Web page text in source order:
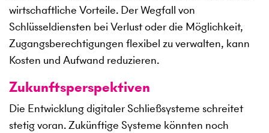
wirtschaftliche Vorteile. Der Wegfall von
Schlüsseldiensten bei Verlust oder die Möglichkeit,
Zugangsberechtigungen flexibel zu verwalten, kann
Kosten und Aufwand reduzieren.
Zukunftsperspektiven
Die Entwicklung digitaler Schließsysteme schreitet
stetig voran. Zukünftige Systeme könnten noch